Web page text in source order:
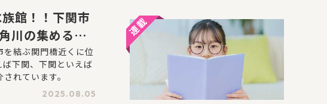
館！！下関市
川の集める図
結ぶ関門橋近くに位
下関、下関といえば
れています。
2025.08.05